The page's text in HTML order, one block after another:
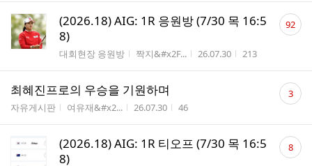
RANKING
366
내
스
원
하
기
(2026.18) AIG: 1R 응원방 (7/30 목 16:5
8)
게시판명
대회현장 응원방 작성자
짝지&#x2F... 작성시간
26.07.30 조회수
213
댓
글92
최혜진프로의 우승을 기원하며
게시판명
자유게시판 작성자
여유재&#x2... 작성시간
26.07.30 조회수
46
댓
글 3
(2026.18) AIG: 1R 티오프 (7/30 목 16:5
8)
댓
글 8